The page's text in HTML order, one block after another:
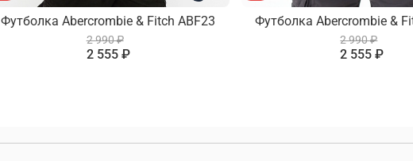
Футболка Abercrombie & Fitch ABF23
2 990 ₽
2 555 ₽
Футболка Abercrombie &
2 990 ₽
2 555 ₽